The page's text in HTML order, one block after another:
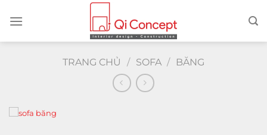
đến
TRANG CHỦ
/ SOFA / BĂNG